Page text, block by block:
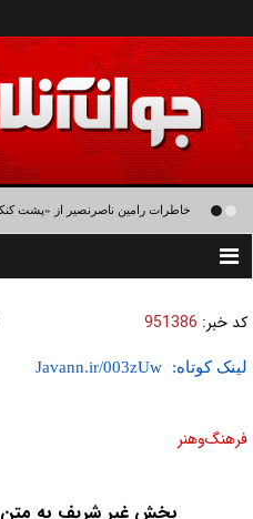
خاطرات رامین ناصرنصیر از «پشت‌
Toggle
کد خبر: 951386
لینک کوتاه:
فرهنگ‌و‌هنر
بخش غیر شریف به متن